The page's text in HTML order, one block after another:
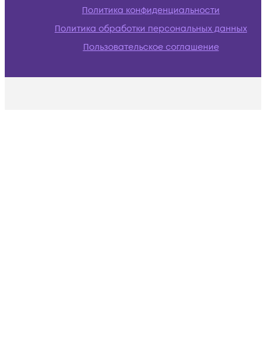
Политика конфиденциальности
Политика обработки персональных данных
Пользовательское соглашение